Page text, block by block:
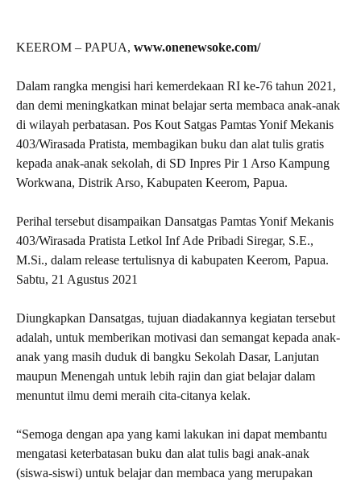
KEEROM – PAPUA, www.onenewsoke.com/
Dalam rangka mengisi hari kemerdekaan RI ke-76 tahun 2021,
dan demi meningkatkan minat belajar serta membaca anak-anak
di wilayah perbatasan. Pos Kout Satgas Pamtas Yonif Mekanis
403/Wirasada Pratista, membagikan buku dan alat tulis gratis
kepada anak-anak sekolah, di SD Inpres Pir 1 Arso Kampung
Workwana, Distrik Arso, Kabupaten Keerom, Papua.
Perihal tersebut disampaikan Dansatgas Pamtas Yonif Mekanis
403/Wirasada Pratista Letkol Inf Ade Pribadi Siregar, S.E.,
M.Si., dalam release tertulisnya di kabupaten Keerom, Papua.
Sabtu, 21 Agustus 2021
Diungkapkan Dansatgas, tujuan diadakannya kegiatan tersebut
adalah, untuk memberikan motivasi dan semangat kepada anak-
anak yang masih duduk di bangku Sekolah Dasar, Lanjutan
maupun Menengah untuk lebih rajin dan giat belajar dalam
menuntut ilmu demi meraih cita-citanya kelak.
“Semoga dengan apa yang kami lakukan ini dapat membantu
mengatasi keterbatasan buku dan alat tulis bagi anak-anak
(siswa-siswi) untuk belajar dan membaca yang merupakan